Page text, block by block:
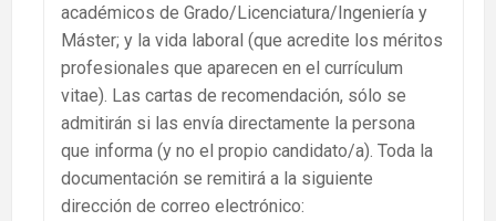
académicos de Grado/Licenciatura/Ingeniería y
Máster; y la vida laboral (que acredite los méritos
profesionales que aparecen en el currículum
vitae). Las cartas de recomendación, sólo se
admitirán si las envía directamente la persona
que informa (y no el propio candidato/a). Toda la
documentación se remitirá a la siguiente
dirección de correo electrónico: